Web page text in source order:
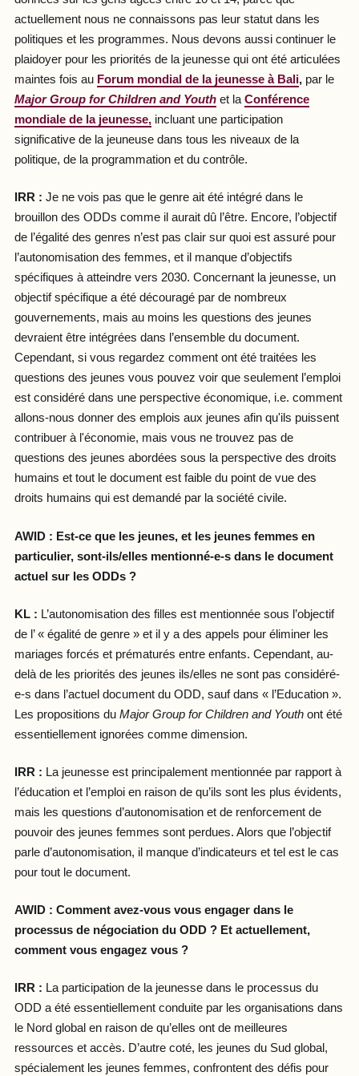
actuellement nous ne connaissons pas leur statut dans les
politiques et les programmes. Nous devons aussi continuer le
plaidoyer pour les priorités de la jeunesse qui ont été articulées
maintes fois au Forum mondial de la jeunesse à Bali, par le
Major Group for Children and Youthet laConférence
mondiale de la jeunesse,incluant une participation
significative de la jeuneuse dans tous les niveaux de la
politique, de la programmation et du contrôle.
IRR : Je ne vois pas que le genre ait été intégré dans le
brouillon des ODDs comme il aurait dû l’être. Encore, l’objectif
de l’égalité des genres n’est pas clair sur quoi est assuré pour
l’autonomisation des femmes, et il manque d’objectifs
spécifiques à atteindre vers 2030. Concernant la jeunesse, un
objectif spécifique a été découragé par de nombreux
gouvernements, mais au moins les questions des jeunes
devraient être intégrées dans l’ensemble du document.
Cependant, si vous regardez comment ont été traitées les
questions des jeunes vous pouvez voir que seulement l’emploi
est considéré dans une perspective économique, i.e. comment
allons-nous donner des emplois aux jeunes afin qu'ils puissent
contribuer à l'économie, mais vous ne trouvez pas de
questions des jeunes abordées sous la perspective des droits
humains et tout le document est faible du point de vue des
droits humains qui est demandé par la société civile.
AWID : Est-ce que lesjeunes, et les jeunes femmes en
particulier, sont-ils/elles mentionné-e-s dans le document
actuel sur les ODDs ?
KL : L’autonomisation des filles est mentionnée sous l’objectif
de l’ « égalité de genre » et il y a des appels pour éliminer les
mariages forcés et prématurés entre enfants. Cependant, au-
delà de les priorités des jeunes ils/elles ne sont pas considéré-
e-s dans l’actuel document du ODD, sauf dans « l’Education ».
Les propositions du Major Group for Children and Youthont été
essentiellement ignorées comme dimension.
IRR : La jeunesse est principalement mentionnée par rapport à
l’éducation et l’emploi en raison de qu’ils sont les plus évidents,
mais les questions d’autonomisation et de renforcement de
pouvoir des jeunes femmes sont perdues. Alors que l’objectif
parle d’autonomisation, il manque d’indicateurs et tel est le cas
pour tout le document.
AWID : Comment avez-vous vous engager dans le
processus de négociation du ODD ? Et actuellement,
comment vous engagez vous ?
IRR : La participation de la jeunesse dans le processus du
ODD a été essentiellement conduite par les organisations dans
le Nord global en raison de qu’elles ont de meilleures
ressources et accès. D’autre coté, les jeunes du Sud global,
spécialement les jeunes femmes, confrontent des défis pour